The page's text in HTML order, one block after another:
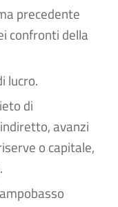
precedente
confronti della
lucro.
di
avanzi
o capitale,